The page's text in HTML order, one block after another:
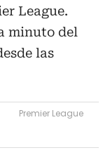
League.
minuto del
las
Premier League